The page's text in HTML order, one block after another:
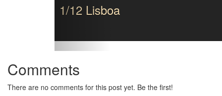
1/12 Lisboa
Comments
There are no comments for this post yet. Be the first!